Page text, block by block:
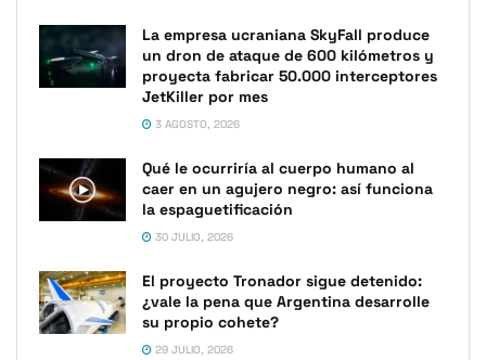
La empresa ucraniana SkyFall produce
un dron de ataque de 600 kilómetros y
proyecta fabricar 50.000 interceptores
JetKiller por mes
3 AGOSTO, 2026
Qué le ocurriría al cuerpo humano al
caer en un agujero negro: así funciona
la espaguetificación
30 JULIO, 2026
El proyecto Tronador sigue detenido:
¿vale la pena que Argentina desarrolle
su propio cohete?
29 JULIO, 2026